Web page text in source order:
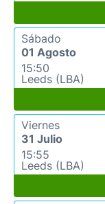
Sábado
01 Agosto
15:50
Leeds (LBA)
Viernes
31 Julio
15:55
Leeds (LBA)